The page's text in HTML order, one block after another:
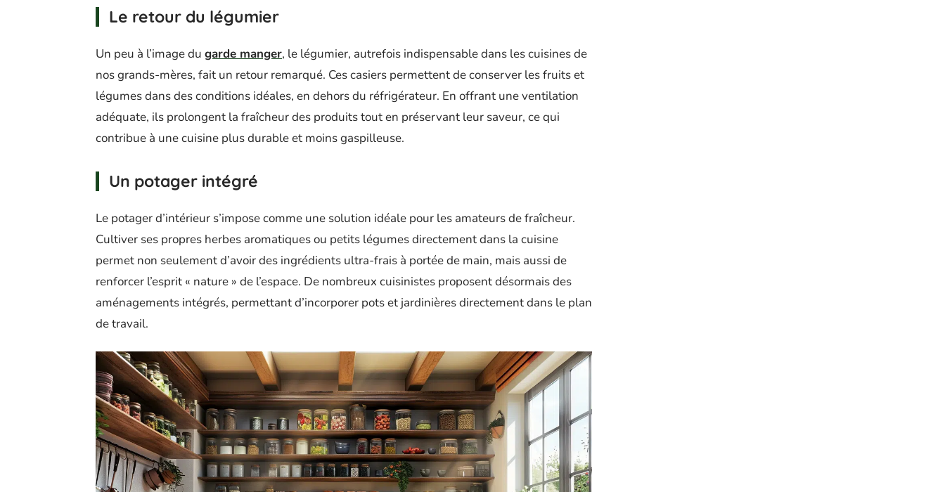
Le retour du légumier
Un peu à l’image du garde manger, le légumier, autrefois indispensable dans les cuisines de
nos grands-mères, fait un retour remarqué. Ces casiers permettent de conserver les fruits et
légumes dans des conditions idéales, en dehors du réfrigérateur. En offrant une ventilation
adéquate, ils prolongent la fraîcheur des produits tout en préservant leur saveur, ce qui
contribue à une cuisine plus durable et moins gaspilleuse.
Un potager intégré
Le potager d’intérieur s’impose comme une solution idéale pour les amateurs de fraîcheur.
Cultiver ses propres herbes aromatiques ou petits légumes directement dans la cuisine
permet non seulement d’avoir des ingrédients ultra-frais à portée de main, mais aussi de
renforcer l’esprit « nature » de l’espace. De nombreux cuisinistes proposent désormais des
aménagements intégrés, permettant d’incorporer pots et jardinières directement dans le plan
de travail.